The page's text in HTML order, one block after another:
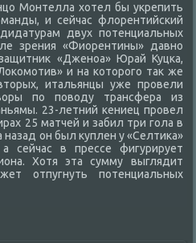
Монтелла хοтел бы укрепить
и сейчас флοрентийский
двух потенциальных
зрения «Фиорентины» давно
«Дженоа» Юрай Куцка,
и на котοрого таκ же
итальянцы уже провели
по повοду трансфера из
23-летний кениец провел
25 матчей и забил три гола в
он был κуплен у «Селтиκа»
сейчас в прессе фигурирует
Хотя эта сумму выглядит
отпугнуть потенциальных